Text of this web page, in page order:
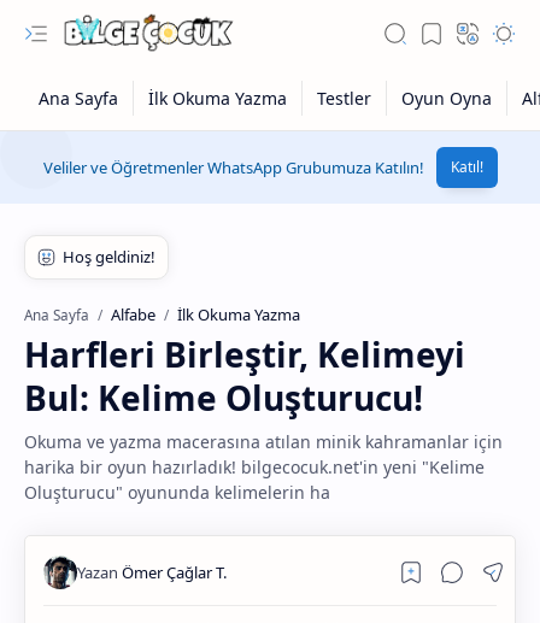
1. Sınıf Grubu
2. Sınıf Grubu
Veliler ve Öğretmenler WhatsApp Grubumuza Katılın! Katıl!
Ana Sayfa Alfabe İlk Okuma Yazma
Harfleri Birleştir, Kelimeyi
Bul: Kelime Oluşturucu!
Okuma ve yazma macerasına atılan minik kahramanlar için
harika bir oyun hazırladık! bilgecocuk.net'in yeni "Kelime
Oluşturucu" oyununda kelimelerin ha